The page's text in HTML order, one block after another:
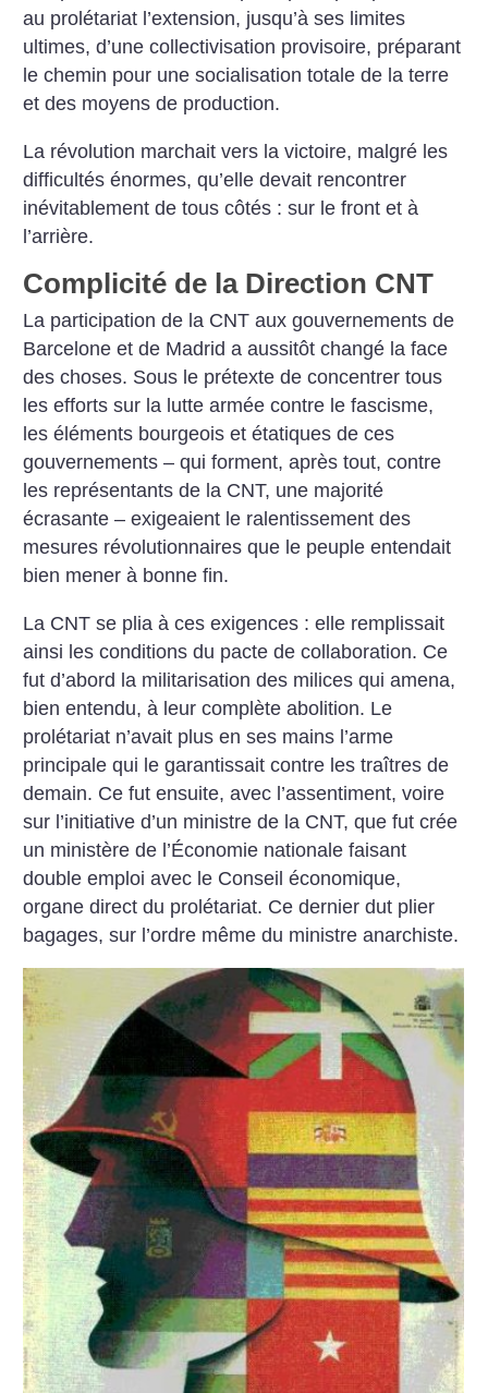
au prolétariat l’extension, jusqu’à ses limites
ultimes, d’une collectivisation provisoire, préparant
le chemin pour une socialisation totale de la terre
et des moyens de production.
La révolution marchait vers la victoire, malgré les
difficultés énormes, qu’elle devait rencontrer
inévitablement de tous côtés : sur le front et à
l’arrière.
Complicité de la Direction CNT
La participation de la CNT aux gouvernements de
Barcelone et de Madrid a aussitôt changé la face
des choses. Sous le prétexte de concentrer tous
les efforts sur la lutte armée contre le fascisme,
les éléments bourgeois et étatiques de ces
gouver­nements – qui forment, après tout, contre
les représentants de la CNT, une majorité
écrasante – exigeaient le ralentissement des
mesures révolutionnaires que le peuple entendait
bien mener à bonne fin.
La CNT se plia à ces exigences : elle remplissait
ainsi les conditions du pacte de collaboration. Ce
fut ­d’abord la militarisation des milices qui amena,
bien entendu, à leur complète abolition. Le
prolétariat n’avait plus en ses mains l’arme
principale qui le garantissait contre les traîtres de
demain. Ce fut ensuite, avec l’assentiment, voire
sur l’initiative d’un ministre de la CNT, que fut crée
un ministère de l’Économie nationale faisant
double emploi avec le Conseil économique,
organe direct du prolétariat. Ce dernier dut plier
bagages, sur l’ordre même du ministre anarchiste.